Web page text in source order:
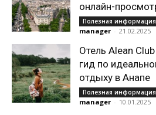
онлайн-
Полезная информация
manager - 21.02.2025
Отель Alean
гид по
отдыху в Анапе
Полезная информация
manager - 10.01.2025